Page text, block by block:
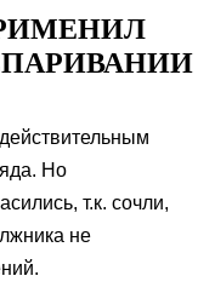
Но
т.к. сочли,
не